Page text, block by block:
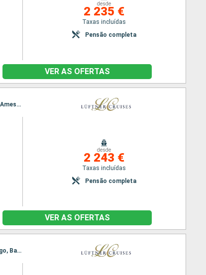
desde
2 235 €
Taxas incluídas
Pensão completa
VER AS OFERTAS
Itinerário : Amesterdão, Utrecht, Maastricht, Namur, Antwerpen/Bruxelas, Gand, Kinderdijk, Roterdão, Amesterdão
desde
2 243 €
Taxas incluídas
Pensão completa
VER AS OFERTAS
Itinerário : Amesterdão, Utrecht, Colónia, Cochem, Koblenz, Rudesheim, Mannheim, Speyer, Estrasburgo, Basileia